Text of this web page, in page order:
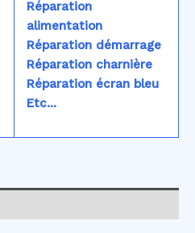
Réparation
alimentation
Réparation démarrage
Réparation charnière
Réparation écran bleu
Etc...